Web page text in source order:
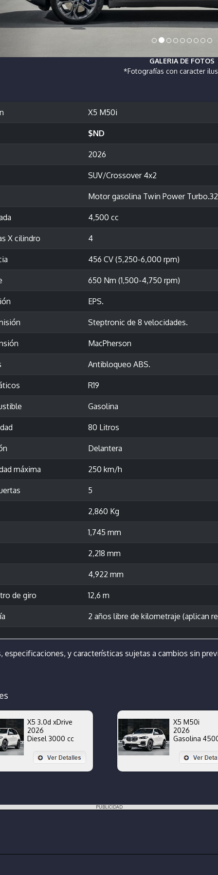
GALERIA DE FOTOS
*Fotografías con caracter
X5 M50i
$ND
2026
SUV/Crossover 4x2
Motor gasolina Twin Power
4,500 cc
X cilindro 4
456 CV (5,250-6,000 rpm)
650 Nm (1,500-4,750 rpm)
EPS.
Steptronic de 8 velocidades.
MacPherson
Antibloqueo ABS.
R19
Gasolina
80 Litros
Delantera
máxima 250 km/h
5
2,860 Kg
1,745 mm
2,218 mm
4,922 mm
de giro 12,6 m
2 años libre de kilometraje (aplican
especificaciones, y características sujetas a cambios sin
X5 3.0d xDrive
2026
Diesel 3000 cc
X5 M50i
2026
Gasolina
PUBLICIDAD